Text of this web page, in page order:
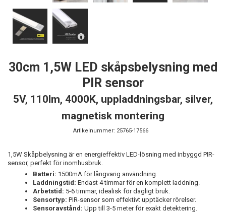
30cm 1,5W LED skåpsbelysning med
PIR sensor
5V, 110lm, 4000K, uppladdningsbar, silver,
magnetisk montering
Artikelnummer: 25765-17566
1,5W Skåpbelysning är en energieffektiv LED-lösning med inbyggd PIR-
sensor, perfekt för inomhusbruk.
Batteri: 1500mA för långvarig användning.
Laddningstid: Endast 4 timmar för en komplett laddning.
Arbetstid: 5-6 timmar, idealisk för dagligt bruk.
Sensortyp: PIR-sensor som effektivt upptäcker rörelser.
Sensoravstånd: Upp till 3-5 meter för exakt detektering.